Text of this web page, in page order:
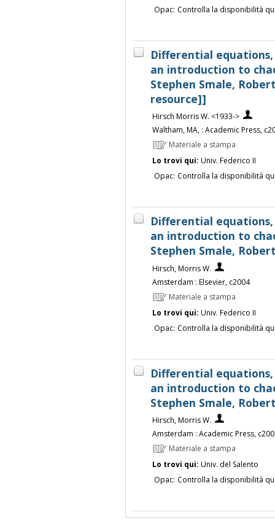
Opac: Controlla la disponibilità
Differential
an introduction to
Stephen Smale,
resource]]
Hirsch Morris W. <1933->
Waltham, MA, : Academic Press,
Materiale a stampa
Lo trovi qui: Univ. Federico II
Opac: Controlla la disponibilità
Differential
an introduction to
Stephen Smale,
Hirsch, Morris W.
Amsterdam : Elsevier, c2004
Materiale a stampa
Lo trovi qui: Univ. Federico II
Opac: Controlla la disponibilità
Differential
an introduction to
Stephen Smale,
Hirsch, Morris W.
Amsterdam : Academic Press,
Materiale a stampa
Lo trovi qui: Univ. del Salento
Opac: Controlla la disponibilità